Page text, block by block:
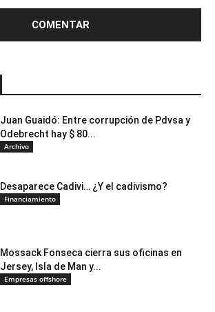
Juan Guaidó: Entre corrupción de Pdvsa y
Odebrecht hay $ 80...
Archivo
Desaparece Cadivi… ¿Y el cadivismo?
Financiamiento
Mossack Fonseca cierra sus oficinas en
Jersey, Isla de Man y...
Empresas offshore